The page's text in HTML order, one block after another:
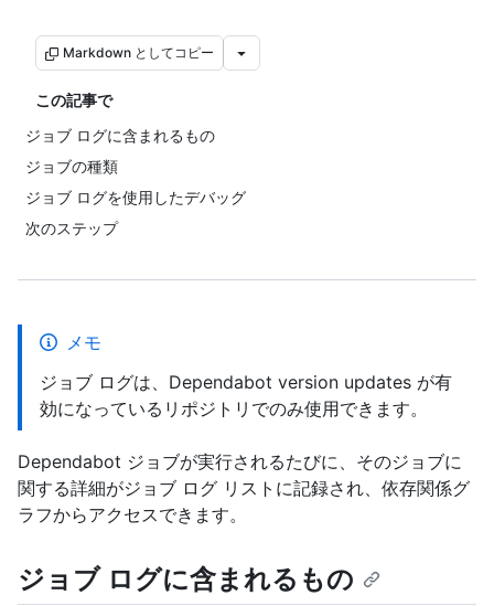
Markdown としてコピー
この記事で
ジョブ ログに含まれるもの
ジョブの種類
ジョブ ログを使用したデバッグ
次のステップ
メモ
ジョブ ログは、Dependabot version updates が有
効になっているリポジトリでのみ使用できます。
Dependabot ジョブが実行されるたびに、そのジョブに
関する詳細がジョブ ログ リストに記録され、依存関係グ
ラフからアクセスできます。
ジョブ ログに含まれるもの